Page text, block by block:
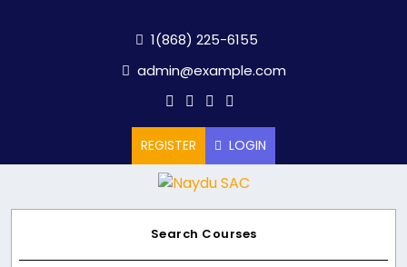
1(868) 225-6155
admin@example.com
REGISTER LOGIN